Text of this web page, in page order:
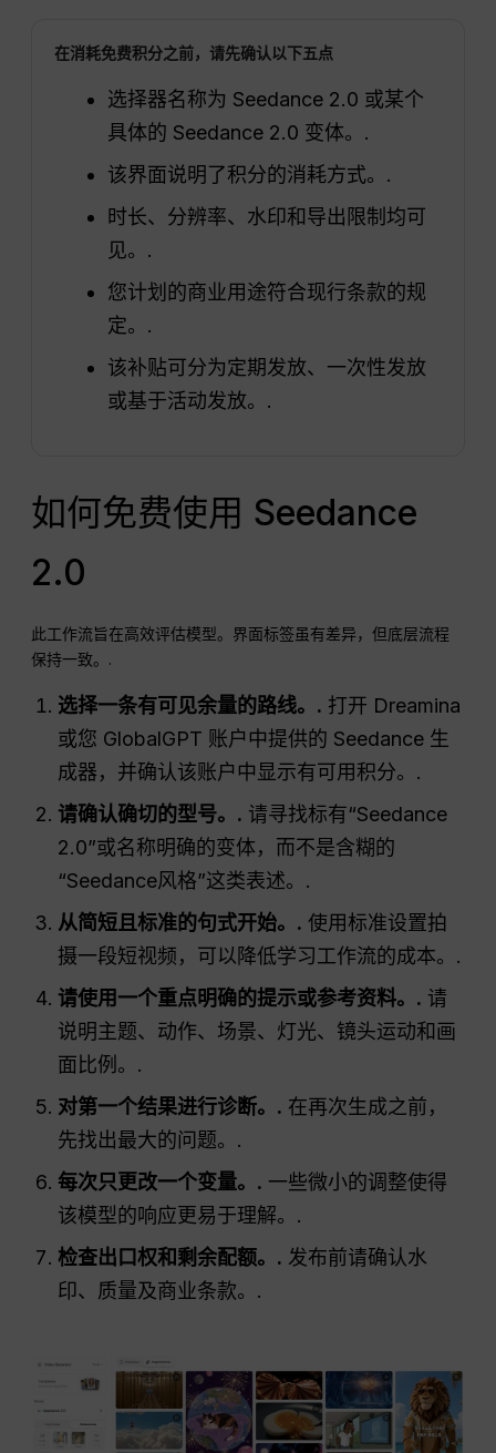
在消耗免费积分之前，请先确认以下五点
选择器名称为 Seedance 2.0 或某个
具体的 Seedance 2.0 变体。.
该界面说明了积分的消耗方式。.
时长、分辨率、水印和导出限制均可
见。.
您计划的商业用途符合现行条款的规
定。.
该补贴可分为定期发放、一次性发放
或基于活动发放。.
如何免费使用 Seedance
2.0
此工作流旨在高效评估模型。界面标签虽有差异，但底层流程
保持一致。.
选择一条有可见余量的路线。. 打开 Dreamina
或您 GlobalGPT 账户中提供的 Seedance 生
成器，并确认该账户中显示有可用积分。.
请确认确切的型号。. 请寻找标有“Seedance
2.0”或名称明确的变体，而不是含糊的
“Seedance风格”这类表述。.
从简短且标准的句式开始。. 使用标准设置拍
摄一段短视频，可以降低学习工作流的成本。.
请使用一个重点明确的提示或参考资料。. 请
说明主题、动作、场景、灯光、镜头运动和画
面比例。.
对第一个结果进行诊断。. 在再次生成之前，
先找出最大的问题。.
每次只更改一个变量。. 一些微小的调整使得
该模型的响应更易于理解。.
检查出口权和剩余配额。. 发布前请确认水
印、质量及商业条款。.